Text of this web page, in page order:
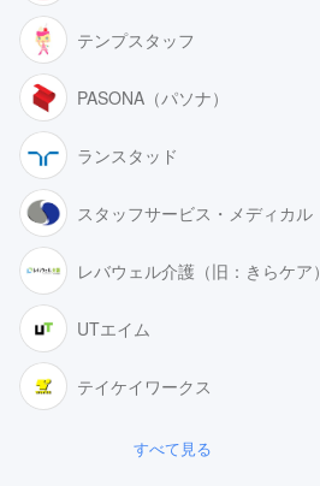
テンプスタッフ
PASONA（パソナ）
ランスタッド
スタッフサービス・メディカル
レバウェル介護（旧：きらケア）
UTエイム
テイケイワークス
すべて見る